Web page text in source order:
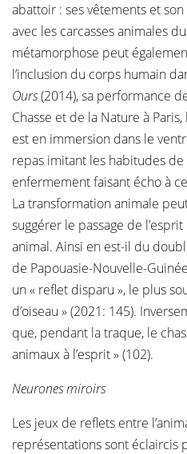
abattoir : ses vêtements et
avec les carcasses animales
métamorphose peut
l’inclusion du corps humain
Ours(2014), sa performance
Chasse et de la Nature à
est en immersion dans le
repas imitant les habitudes de
enfermement faisant écho à
La transformation animale
suggérer le passage de
animal. Ainsi en est-il du
de Papouasie-Nouvelle-
un « reflet disparu », le plus
d’oiseau » (2021: 145).
que, pendant la traque, le
animaux à l’esprit » (102).
Neurones miroirs
Les jeux de reflets entre
représentations sont éclaircis